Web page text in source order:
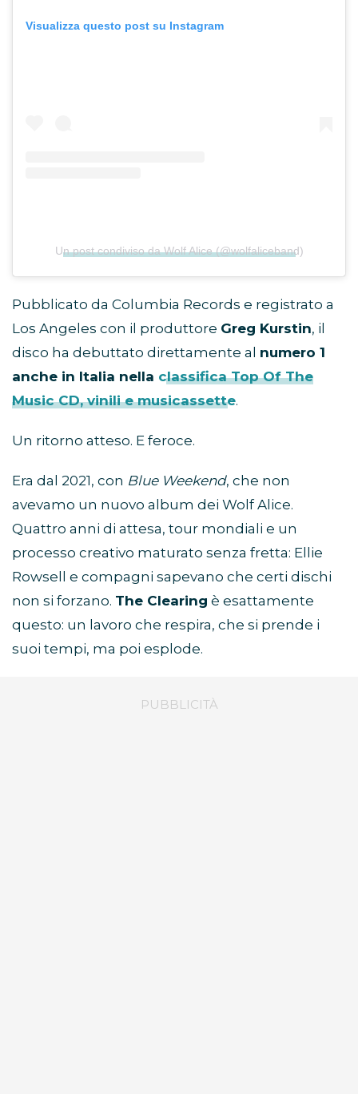
Visualizza questo post su Instagram
Un post condiviso da Wolf Alice (@wolfaliceband)
Pubblicato da Columbia Records e registrato a
Los Angeles con il produttore Greg Kurstin, il
disco ha debuttato direttamente al numero 1
anche in Italia nella classifica Top Of The
Music CD, vinili e musicassette.
Un ritorno atteso. E feroce.
Era dal 2021, con Blue Weekend, che non
avevamo un nuovo album dei Wolf Alice.
Quattro anni di attesa, tour mondiali e un
processo creativo maturato senza fretta: Ellie
Rowsell e compagni sapevano che certi dischi
non si forzano. The Clearing è esattamente
questo: un lavoro che respira, che si prende i
suoi tempi, ma poi esplode.